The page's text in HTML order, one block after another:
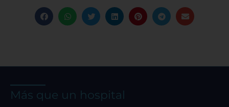
Más que un hospital